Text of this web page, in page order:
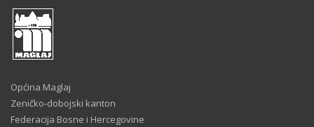
Općina Maglaj
Zeničko-dobojski kanton
Federacija Bosne i Hercegovine